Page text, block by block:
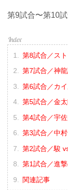
第9試合〜第10
第8試合／ス
第7試合／神
第6試合／カ
第5試合／金
第4試合／宇
第3試合／中
第2試合／駿
第1試合／進
関連記事